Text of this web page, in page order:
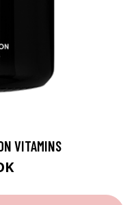
VITAMINS